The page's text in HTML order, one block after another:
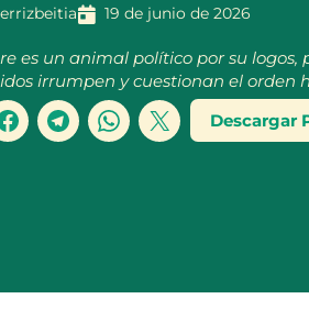
19 de junio de 2026
es un animal político por su
irrumpen y cuestionan el orden
Descargar